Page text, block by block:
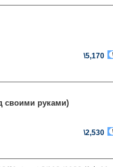
\5,170
своими руками)
\2,530